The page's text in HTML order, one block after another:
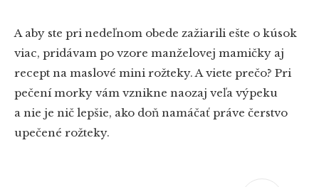
A aby ste pri nedeľnom obede zažiarili ešte o kúsok
viac, pridávam po vzore manželovej mamičky aj
recept na maslové mini rožteky. A viete prečo? Pri
pečení morky vám vznikne naozaj veľa výpeku
a nie je nič lepšie, ako doň namáčať práve čerstvo
upečené rožteky.